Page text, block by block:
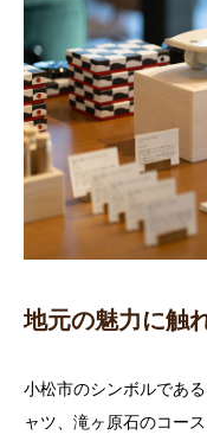
地元の魅力に触
小松市のシンボルであ
ャツ、滝ヶ原石のコー